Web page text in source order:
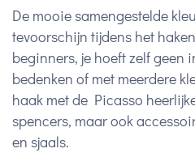
De mooie samengestelde
tevoorschijn tijdens het
beginners, je hoeft zelf geen
bedenken of met meerdere
haak met de Picasso
spencers, maar ook
en sjaals.